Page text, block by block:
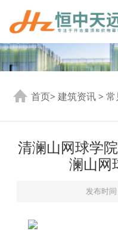
首页>建筑资讯>常
清澜山网球学
澜山网
发布时间